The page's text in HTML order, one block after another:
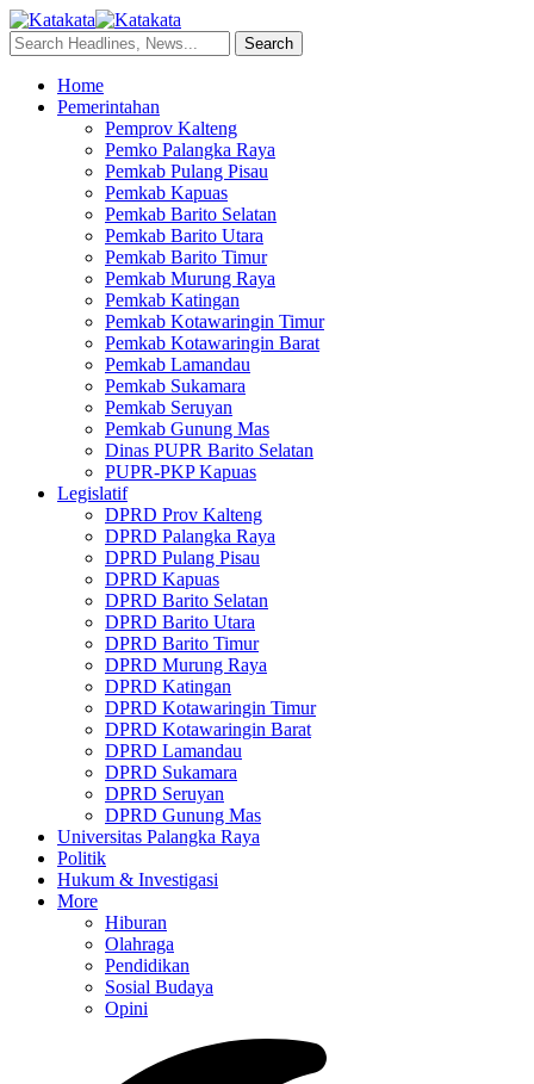
Home
Pemerintahan
Pemprov Kalteng
Pemko Palangka Raya
Pemkab Pulang Pisau
Pemkab Kapuas
Pemkab Barito Selatan
Pemkab Barito Utara
Pemkab Barito Timur
Pemkab Murung Raya
Pemkab Katingan
Pemkab Kotawaringin Timur
Pemkab Kotawaringin Barat
Pemkab Lamandau
Pemkab Sukamara
Pemkab Seruyan
Pemkab Gunung Mas
Dinas PUPR Barito Selatan
PUPR-PKP Kapuas
Legislatif
DPRD Prov Kalteng
DPRD Palangka Raya
DPRD Pulang Pisau
DPRD Kapuas
DPRD Barito Selatan
DPRD Barito Utara
DPRD Barito Timur
DPRD Murung Raya
DPRD Katingan
DPRD Kotawaringin Timur
DPRD Kotawaringin Barat
DPRD Lamandau
DPRD Sukamara
DPRD Seruyan
DPRD Gunung Mas
Universitas Palangka Raya
Politik
Hukum & Investigasi
More
Hiburan
Olahraga
Pendidikan
Sosial Budaya
Opini